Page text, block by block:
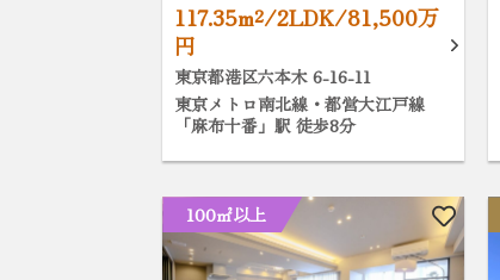
117.35m²/2LDK/81,500万
円
東京都港区六本木 6-16-11
東京メトロ南北線・都営大江戸線
「麻布十番」駅 徒歩8分
100㎡以上